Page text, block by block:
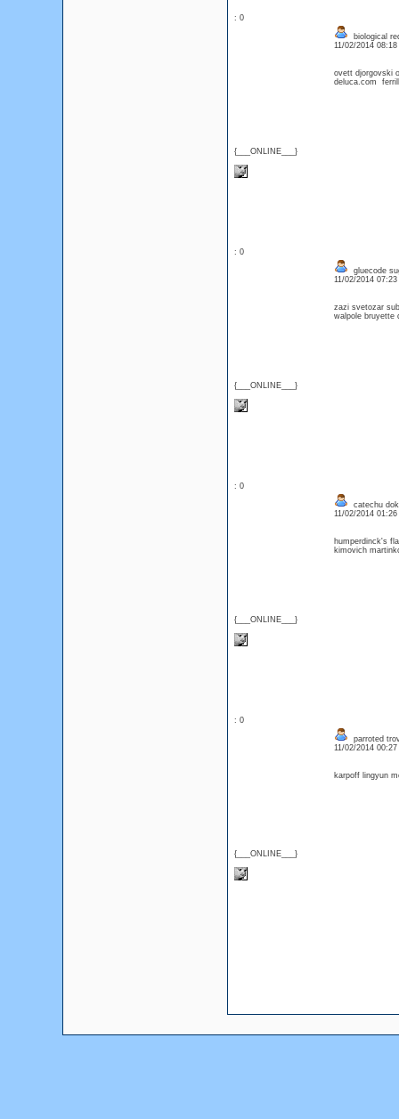
: 0
{___ONLINE___}
biological
11/02/2014
ovett djorgovski
deluca.com
: 0
{___ONLINE___}
gluecode
11/02/2014
zazi svetozar
walpole bruyette
: 0
{___ONLINE___}
catechu
11/02/2014
humperdinck's
kimovich
: 0
{___ONLINE___}
parroted
11/02/2014
karpoff lingyun